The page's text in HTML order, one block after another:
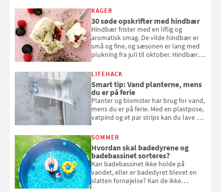
KAGER
30 søde opskrifter med hindbær
Hindbær frister med en liflig og
aromatisk smag. De vilde hindbær er
små og fine, og sæsonen er lang med
plukning fra juli til oktober. Hindbær
kan bruge dine hindbær i alt fra
bagværk og salater til is og syltning.
LIFEHACK
Smart tip: Vand planterne, mens
du er på ferie
Planter og blomster har brug for vand,
mens du er på ferie. Med en plastpose,
vatpind og et par strips kan du lave dit
at bede naboen om at vande eller
komme hjem til døde planter
SOMMER
Hvordan skal badedyrene og
badebassinet sorteres?
Kan badebassinet ikke holde på
vandet, eller er badedyret blevet en
slatten fornøjelse? Kan de ikke